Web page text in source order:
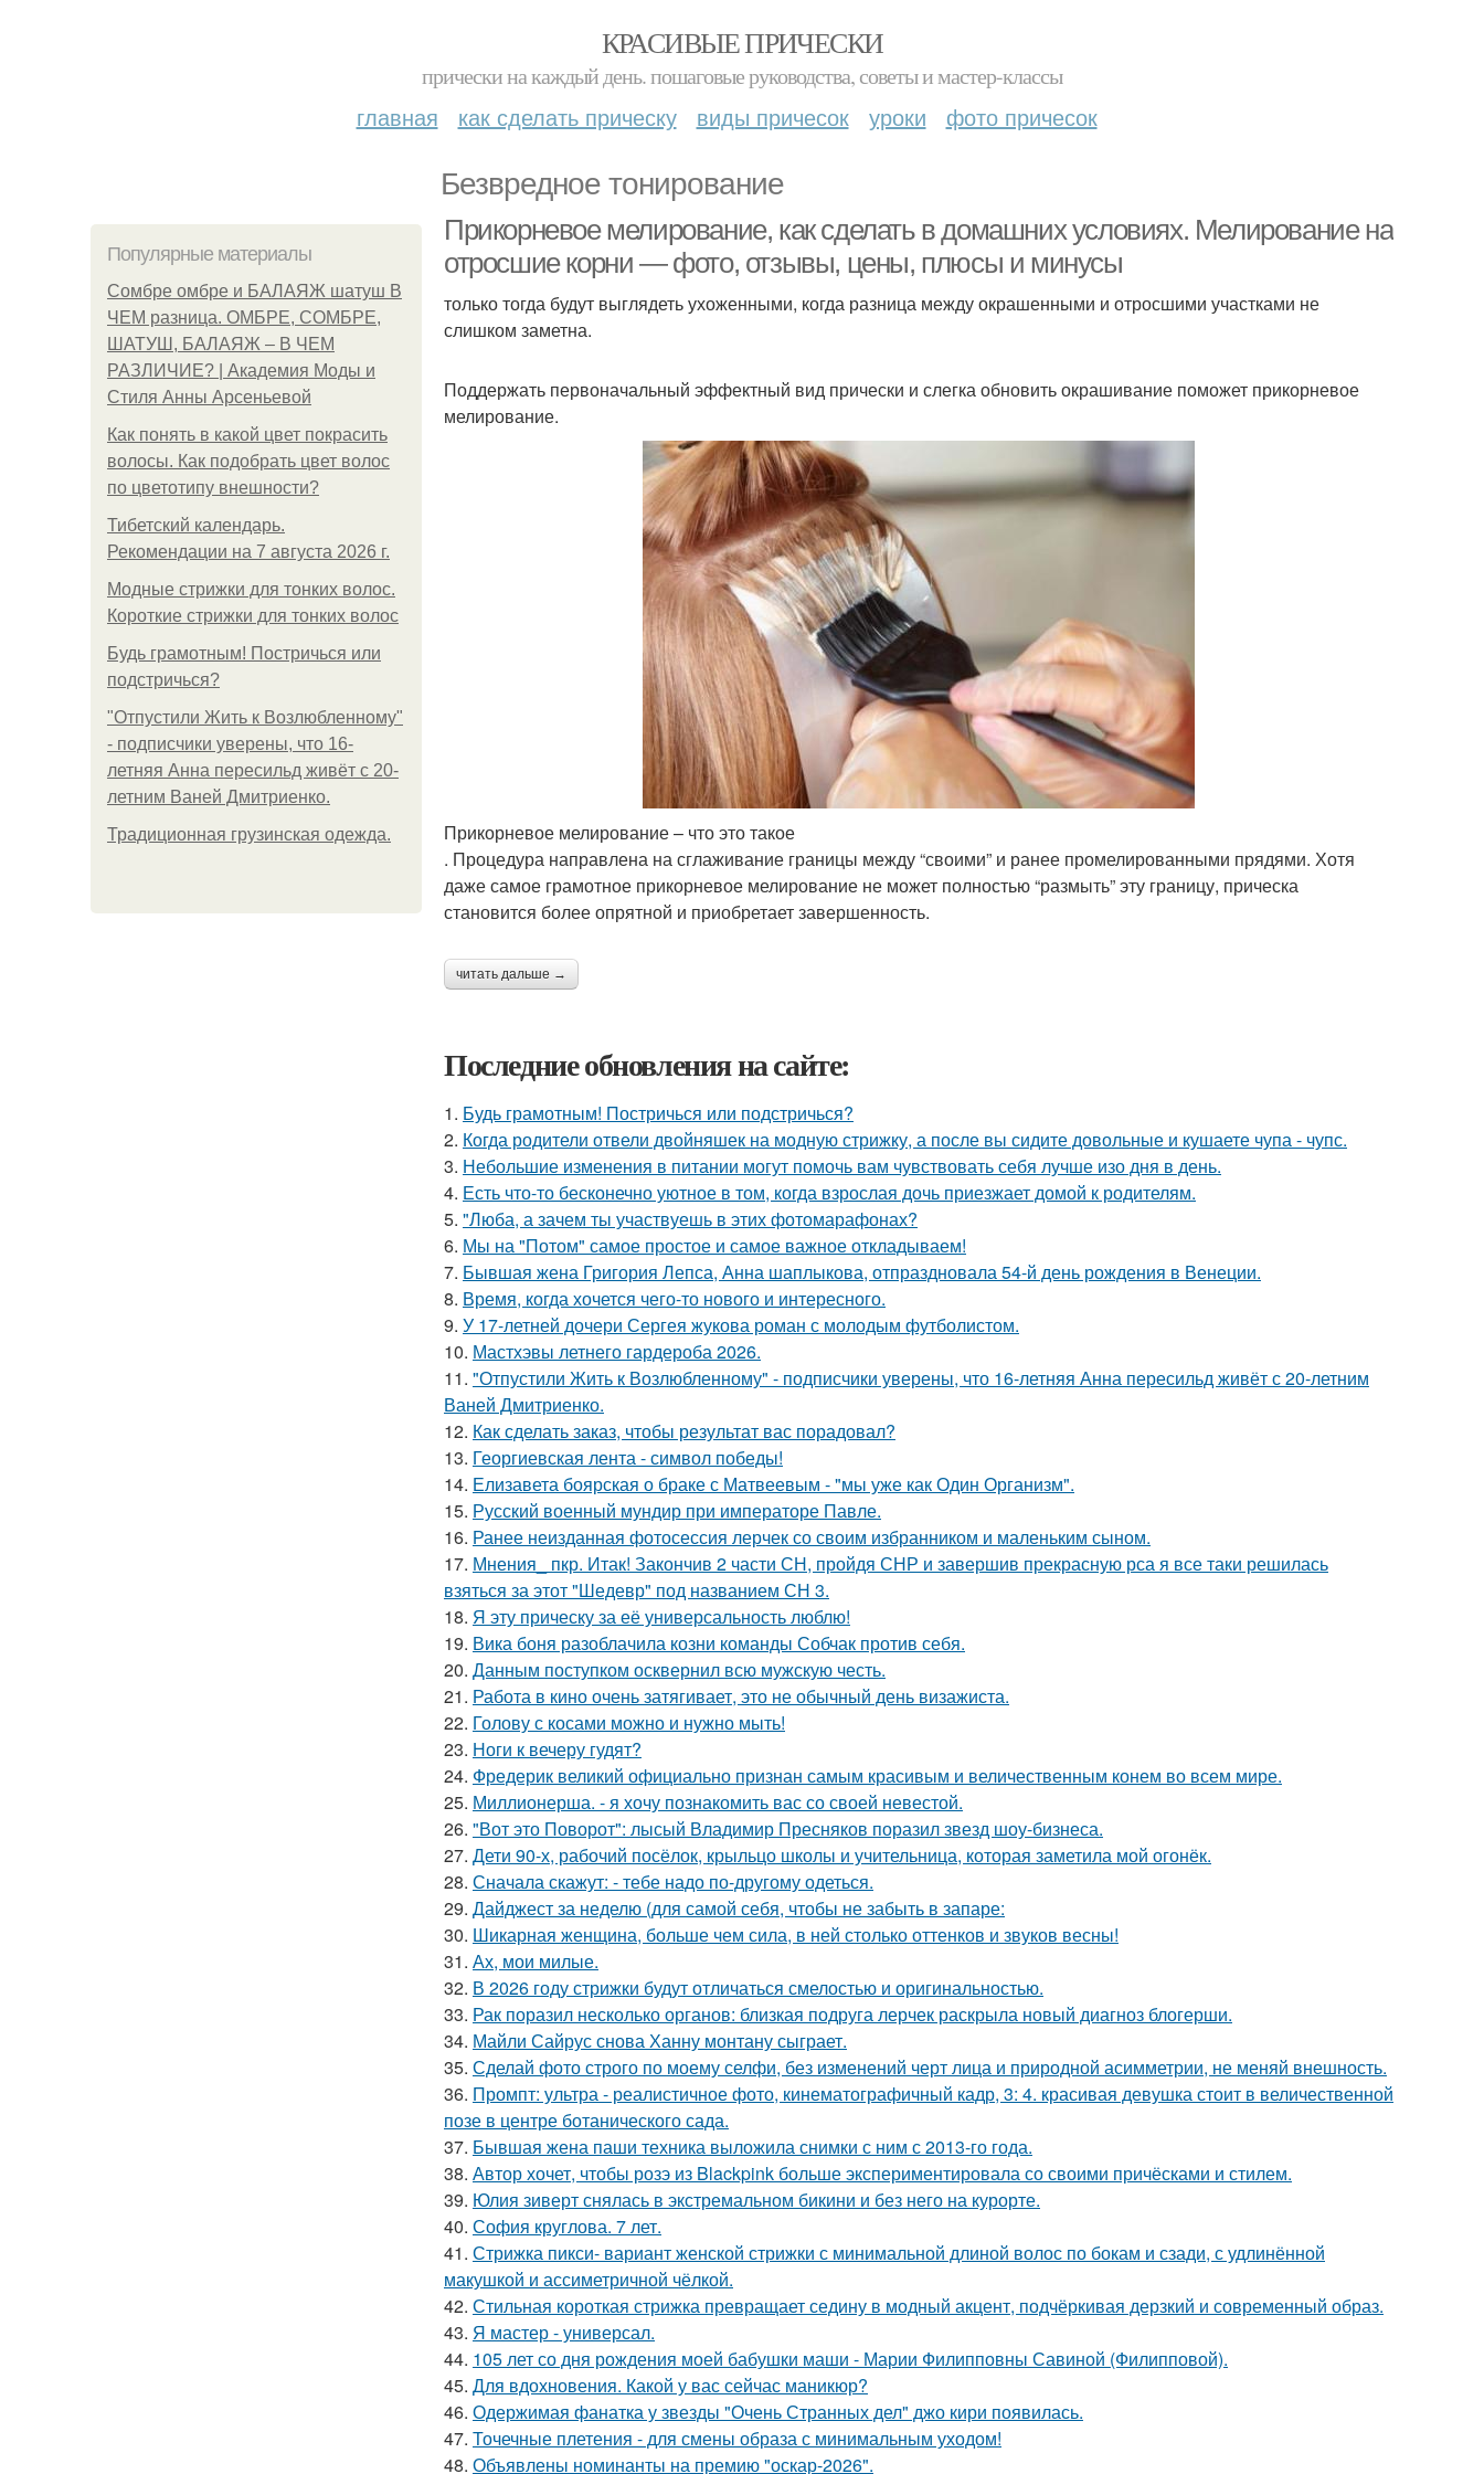
КРАСИВЫЕ ПРИЧЕСКИ
прически на каждый день. пошаговые руководства, советы и мастер-классы
главная как сделать прическу виды причесок уроки фото причесок
Безвредное тонирование
Популярные материалы
Сомбре омбре и БАЛАЯЖ шатуш В
ЧЕМ разница. ОМБРЕ, СОМБРЕ,
ШАТУШ, БАЛАЯЖ – В ЧЕМ
РАЗЛИЧИЕ? | Академия Моды и
Стиля Анны Арсеньевой
Как понять в какой цвет покрасить
волосы. Как подобрать цвет волос
по цветотипу внешности?
Тибетский календарь.
Рекомендации на 7 августа 2026 г.
Модные стрижки для тонких волос.
Короткие стрижки для тонких волос
Будь грамотным! Постричься или
подстричься?
"Отпустили Жить к Возлюбленному"
- подписчики уверены, что 16-
летняя Анна пересильд живёт с 20-
летним Ваней Дмитриенко.
Традиционная грузинская одежда.
Прикорневое мелирование, как сделать в домашних условиях. Мелирование на
отросшие корни — фото, отзывы, цены, плюсы и минусы
только тогда будут выглядеть ухоженными, когда разница между окрашенными и отросшими участками не
слишком заметна.
Поддержать первоначальный эффектный вид прически и слегка обновить окрашивание поможет прикорневое
мелирование.
Прикорневое мелирование – что это такое
. Процедура направлена на сглаживание границы между “своими” и ранее промелированными прядями. Хотя
даже самое грамотное прикорневое мелирование не может полностью “размыть” эту границу, прическа
становится более опрятной и приобретает завершенность.
читать дальше →
Последние обновления на сайте:
1. Будь грамотным! Постричься или подстричься?
2. Когда родители отвели двойняшек на модную стрижку, а после вы сидите довольные и кушаете чупа - чупс.
3. Небольшие изменения в питании могут помочь вам чувствовать себя лучше изо дня в день.
4. Есть что-то бесконечно уютное в том, когда взрослая дочь приезжает домой к родителям.
5. "Люба, а зачем ты участвуешь в этих фотомарафонах?
6. Мы на "Потом" самое простое и самое важное откладываем!
7. Бывшая жена Григория Лепса, Анна шаплыкова, отпраздновала 54-й день рождения в Венеции.
8. Время, когда хочется чего-то нового и интересного.
9. У 17-летней дочери Сергея жукова роман с молодым футболистом.
10. Мастхэвы летнего гардероба 2026.
11. "Отпустили Жить к Возлюбленному" - подписчики уверены, что 16-летняя Анна пересильд живёт с 20-летним
Ваней Дмитриенко.
12. Как сделать заказ, чтобы результат вас порадовал?
13. Георгиевская лента - символ победы!
14. Елизавета боярская о браке с Матвеевым - "мы уже как Один Организм".
15. Русский военный мундир при императоре Павле.
16. Ранее неизданная фотосессия лерчек со своим избранником и маленьким сыном.
17. Мнения_ пкр. Итак! Закончив 2 части СН, пройдя СНР и завершив прекрасную рса я все таки решилась
взяться за этот "Шедевр" под названием СН 3.
18. Я эту прическу за её универсальность люблю!
19. Вика боня разоблачила козни команды Собчак против себя.
20. Данным поступком осквернил всю мужскую честь.
21. Работа в кино очень затягивает, это не обычный день визажиста.
22. Голову с косами можно и нужно мыть!
23. Ноги к вечеру гудят?
24. Фредерик великий официально признан самым красивым и величественным конем во всем мире.
25. Миллионерша. - я хочу познакомить вас со своей невестой.
26. "Вот это Поворот": лысый Владимир Пресняков поразил звезд шоу-бизнеса.
27. Дети 90-х, рабочий посёлок, крыльцо школы и учительница, которая заметила мой огонёк.
28. Сначала скажут: - тебе надо по-другому одеться.
29. Дайджест за неделю (для самой себя, чтобы не забыть в запаре:
30. Шикарная женщина, больше чем сила, в ней столько оттенков и звуков весны!
31. Ах, мои милые.
32. В 2026 году стрижки будут отличаться смелостью и оригинальностью.
33. Рак поразил несколько органов: близкая подруга лерчек раскрыла новый диагноз блогерши.
34. Майли Сайрус снова Ханну монтану сыграет.
35. Сделай фото строго по моему селфи, без изменений черт лица и природной асимметрии, не меняй внешность.
36. Промпт: ультра - реалистичное фото, кинематографичный кадр, 3: 4. красивая девушка стоит в величественной
позе в центре ботанического сада.
37. Бывшая жена паши техника выложила снимки с ним с 2013-го года.
38. Автор хочет, чтобы розэ из Blackpink больше экспериментировала со своими причёсками и стилем.
39. Юлия зиверт снялась в экстремальном бикини и без него на курорте.
40. София круглова. 7 лет.
41. Стрижка пикси- вариант женской стрижки с минимальной длиной волос по бокам и сзади, с удлинённой
макушкой и ассиметричной чёлкой.
42. Стильная короткая стрижка превращает седину в модный акцент, подчёркивая дерзкий и современный образ.
43. Я мастер - универсал.
44. 105 лет со дня рождения моей бабушки маши - Марии Филипповны Савиной (Филипповой).
45. Для вдохновения. Какой у вас сейчас маникюр?
46. Одержимая фанатка у звезды "Очень Странных дел" джо кири появилась.
47. Точечные плетения - для смены образа с минимальным уходом!
48. Объявлены номинанты на премию "оскар-2026".